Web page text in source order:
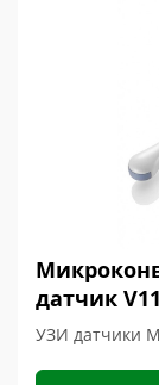
датчик
УЗИ датчики